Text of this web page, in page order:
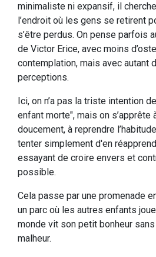
minimaliste ni expansif, il
l’endroit où les gens se retirent
s’être perdus. On pense parfois
de Victor Erice, avec moins
contemplation, mais avec autant
perceptions.
Ici, on n’a pas la triste intention
enfant morte", mais on s’apprête
doucement, à reprendre
tenter simplement d'en
essayant de croire envers et
possible.
Cela passe par une promenade
un parc où les autres enfants
monde vit son petit bonheur
malheur.